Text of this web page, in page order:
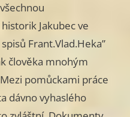
Jakubec ve
Frant.Vlad.Heka”
člověka mnohým
pomůckami práce
dávno vyhaslého